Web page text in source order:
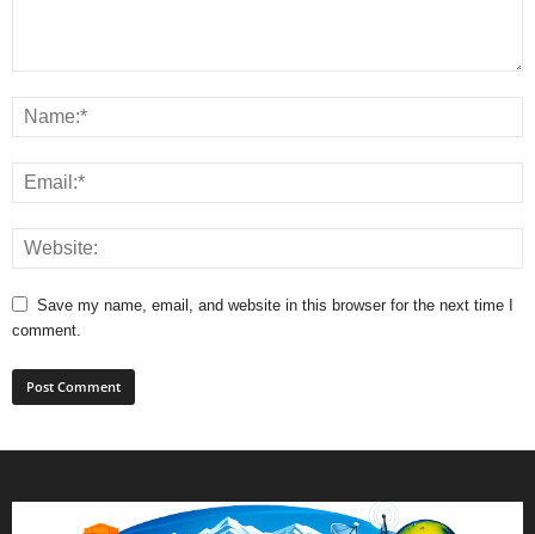
Save my name, email, and website in this browser for the next time I
comment.